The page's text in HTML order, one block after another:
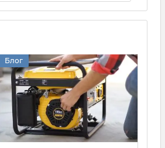
Блог